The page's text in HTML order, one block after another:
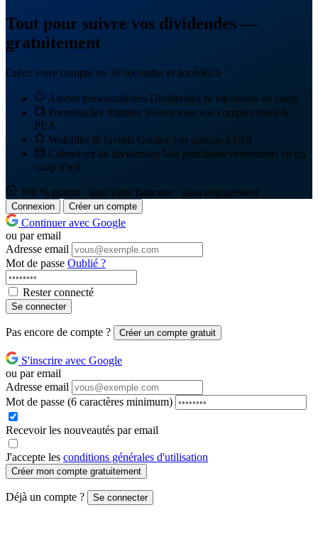
Tout pour suivre vos dividendes —
gratuitement
Créez votre compte en 30 secondes et accédez à :
Alertes personnalisées Dividendes & variations de cours
Portefeuilles illimités Suivez tous vos comptes titres &
PEA
Watchlist & favoris Gardez vos actions à l'œil
Calendrier de dividendes Vos prochains versements en un
coup d'œil
100 % gratuit · sans carte bancaire · sans engagement
Connexion Créer un compte
Continuer avec Google
ou par email
Adresse email
Mot de passe Oublié ?
Rester connecté
Se connecter
Pas encore de compte ? Créer un compte gratuit
S'inscrire avec Google
ou par email
Adresse email
Mot de passe (6 caractères minimum)
Recevoir les nouveautés par email
J'accepte les conditions générales d'utilisation
Créer mon compte gratuitement
Déjà un compte ? Se connecter